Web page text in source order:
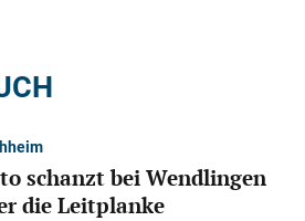
schanzt bei Wendlingen
die Leitplanke